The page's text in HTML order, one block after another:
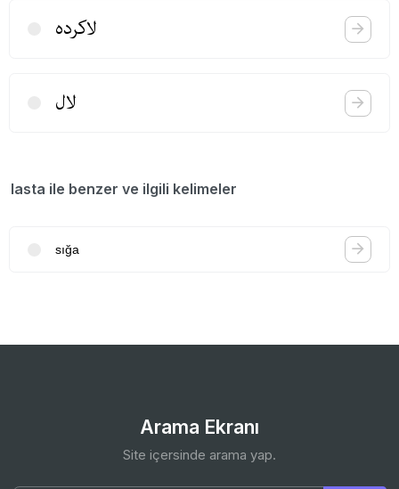
لاكرده
لال
lasta ile benzer ve ilgili kelimeler
sığa
Arama Ekranı
Site içersinde arama yap.